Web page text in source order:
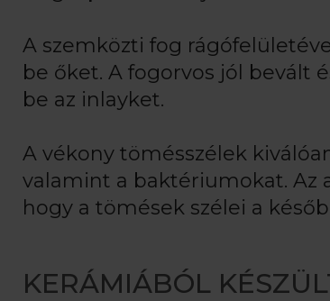
A szemközti fog
be őket. A fogorvos jól
be az inlayket.
A vékony tömésszélek
valamint a baktériumokat. Az
hogy a tömések szélei a
KERÁMIÁBÓL